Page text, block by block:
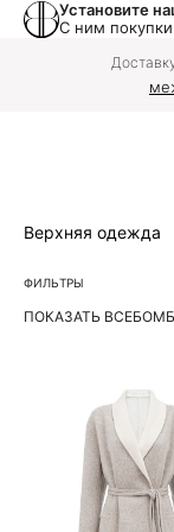
Установите
С ним
Верхняя одежда
ФИЛЬТРЫ
ПОКАЗАТЬ ВСЕ